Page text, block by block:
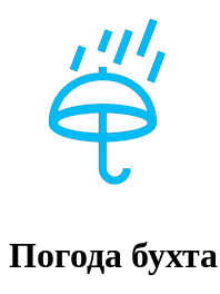
Погода